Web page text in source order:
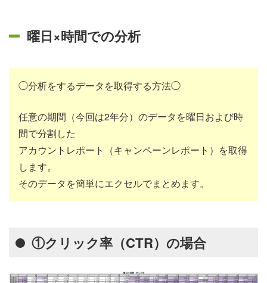
曜日×時間での分析
◯分析をするデータを取得する方法◯
任意の期間（今回は2年分）のデータを曜日および時
間で分割した
アカウントレポート（キャンペーンレポート）を取得
します。
そのデータを簡単にエクセルでまとめます。
①クリック率（CTR）の場合